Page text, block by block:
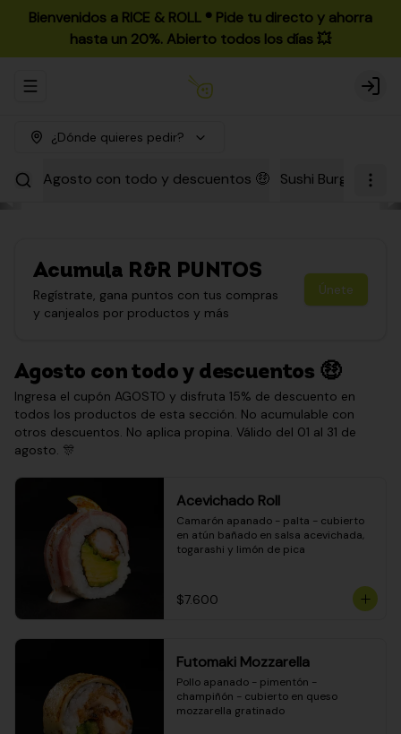
Bienvenidos a RICE & ROLL ®️ Pide tu directo y ahorra
hasta un 20%. Abierto todos los días 💥
Abrir menu de navegación Login
¿Dónde quieres pedir?
Agosto con todo y descuentos 🤑 Sushi Burgers
Acumula R&R PUNTOS
Regístrate, gana puntos con tus compras
y canjealos por productos y más
Únete
Agosto con todo y descuentos 🤑
Ingresa el cupón AGOSTO y disfruta 15% de descuento en
todos los productos de esta sección. No acumulable con
otros descuentos. No aplica propina. Válido del 01 al 31 de
agosto. 🎊
Acevichado Roll
Camarón apanado - palta - cubierto
en atún bañado en salsa acevichada,
togarashi y limón de pica
$7.600
Futomaki Mozzarella
Pollo apanado - pimentón -
champiñón - cubierto en queso
mozzarella gratinado